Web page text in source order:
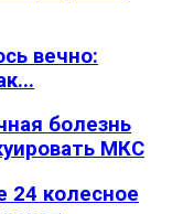
вечно:
болезнь
МКС
24 колесное